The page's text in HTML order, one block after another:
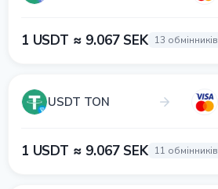
1 USDT ≈ 9.067 SEK 13 обмінників
USDT TON
1 USDT ≈ 9.067 SEK 11 обмінників